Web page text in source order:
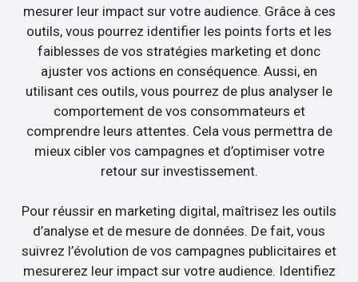
mesurer leur impact sur votre audience. Grâce à ces
outils, vous pourrez identifier les points forts et les
faiblesses de vos stratégies marketing et donc
ajuster vos actions en conséquence. Aussi, en
utilisant ces outils, vous pourrez de plus analyser le
comportement de vos consommateurs et
comprendre leurs attentes. Cela vous permettra de
mieux cibler vos campagnes et d’optimiser votre
retour sur investissement.
Pour réussir en marketing digital, maîtrisez les outils
d’analyse et de mesure de données. De fait, vous
suivrez l’évolution de vos campagnes publicitaires et
mesurerez leur impact sur votre audience. Identifiez